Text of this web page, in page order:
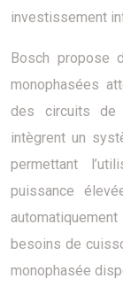
investissement
Bosch propose
monophasées
des circuits de
intègrent un
permettant
puissance
besoins de
monophasée